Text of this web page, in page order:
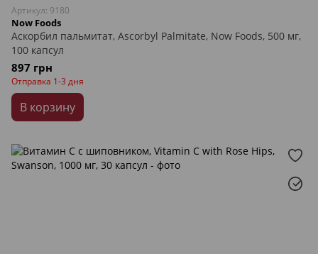
Артикул: 9180
Now Foods
Аскорбил пальмитат, Ascorbyl Palmitate, Now Foods, 500 мг,
100 капсул
897 грн
Отправка 1-3 дня
В корзину